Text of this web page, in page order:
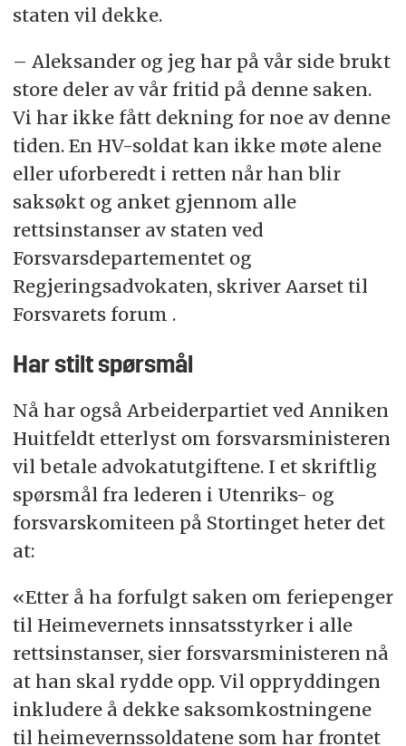
staten vil dekke.
– Aleksander og jeg har på vår side brukt
store deler av vår fritid på denne saken.
Vi har ikke fått dekning for noe av denne
tiden. En HV-soldat kan ikke møte alene
eller uforberedt i retten når han blir
saksøkt og anket gjennom alle
rettsinstanser av staten ved
Forsvarsdepartementet og
Regjeringsadvokaten, skriver Aarset til
Forsvarets forum .
Har stilt spørsmål
Nå har også Arbeiderpartiet ved Anniken
Huitfeldt etterlyst om forsvarsministeren
vil betale advokatutgiftene. I et skriftlig
spørsmål fra lederen i Utenriks- og
forsvarskomiteen på Stortinget heter det
at:
«Etter å ha forfulgt saken om feriepenger
til Heimevernets innsatsstyrker i alle
rettsinstanser, sier forsvarsministeren nå
at han skal rydde opp. Vil oppryddingen
inkludere å dekke saksomkostningene
til heimevernssoldatene som har frontet